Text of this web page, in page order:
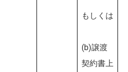
もしくは
(b)譲渡
契約書上